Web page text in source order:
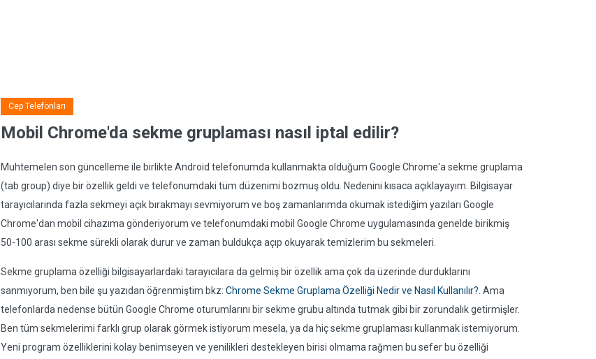
Cep Telefonları
Mobil Chrome'da sekme gruplaması nasıl iptal edilir?
Muhtemelen son güncelleme ile birlikte Android telefonumda kullanmakta olduğum Google Chrome'a sekme gruplama
(tab group) diye bir özellik geldi ve telefonumdaki tüm düzenimi bozmuş oldu. Nedenini kısaca açıklayayım. Bilgisayar
tarayıcılarında fazla sekmeyi açık bırakmayı sevmiyorum ve boş zamanlarımda okumak istediğim yazıları Google
Chrome'dan mobil cihazıma gönderiyorum ve telefonumdaki mobil Google Chrome uygulamasında genelde birikmiş
50-100 arası sekme sürekli olarak durur ve zaman buldukça açıp okuyarak temizlerim bu sekmeleri.
Sekme gruplama özelliği bilgisayarlardaki tarayıcılara da gelmiş bir özellik ama çok da üzerinde durduklarını
sanmıyorum, ben bile şu yazıdan öğrenmiştim bkz: Chrome Sekme Gruplama Özelliği Nedir ve Nasıl Kullanılır? . Ama
telefonlarda nedense bütün Google Chrome oturumlarını bir sekme grubu altında tutmak gibi bir zorundalık getirmişler.
Ben tüm sekmelerimi farklı grup olarak görmek istiyorum mesela, ya da hiç sekme gruplaması kullanmak istemiyorum.
Yeni program özelliklerini kolay benimseyen ve yenilikleri destekleyen birisi olmama rağmen bu sefer bu özelliği